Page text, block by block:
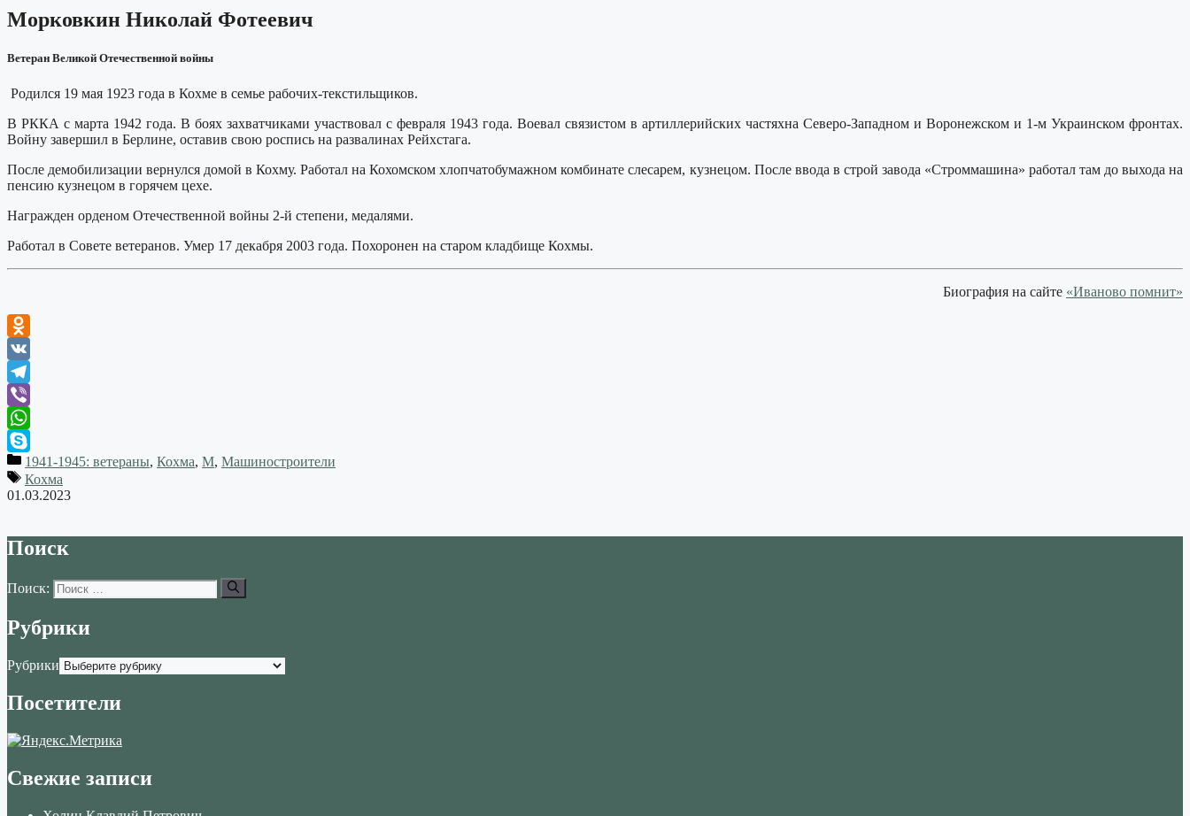
Морковкин Николай Фотеевич
Ветеран Великой Отечественной войны
Родился 19 мая 1923 года в Кохме в семье рабочих-текстильщиков.
В РККА с марта 1942 года. В боях захватчиками участвовал с февраля 1943 года. Воевал связистом в артиллерийских частяхна Северо-Западном и Воронежском и 1-м Украинском фронтах.
Войну завершил в Берлине, оставив свою роспись на развалинах Рейхстага.
После демобилизации вернулся домой в Кохму. Работал на Кохомском хлопчатобумажном комбинате слесарем, кузнецом. После ввода в строй завода «Строммашина» работал там до выхода на
пенсию кузнецом в горячем цехе.
Награжден орденом Отечественной войны 2-й степени, медалями.
Работал в Совете ветеранов. Умер 17 декабря 2003 года. Похоронен на старом кладбище Кохмы.
Биография на сайте «Иваново помнит»
Odnoklassniki
VK
Telegram
Viber
WhatsApp
Skype1941-1945: ветераны, Кохма, М, Машиностроители
Кохма
01.03.2023
Поиск
Поиск:
Рубрики
Рубрики
Посетители
Свежие записи